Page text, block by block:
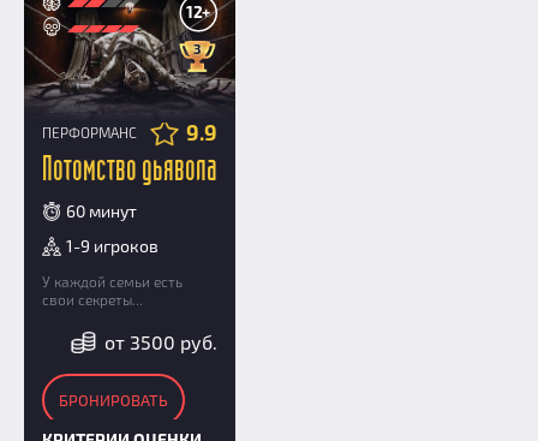
3
12+
ПЕРФОРМАНС 9.9
Потомство дьявола
60 минут
1-9 игроков
У каждой семьи есть
свои секреты...
от 3500 руб.
БРОНИРОВАТЬ